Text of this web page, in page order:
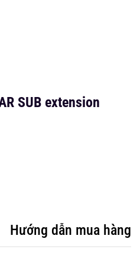
SUB extension
Hướng dẫn mua hàng